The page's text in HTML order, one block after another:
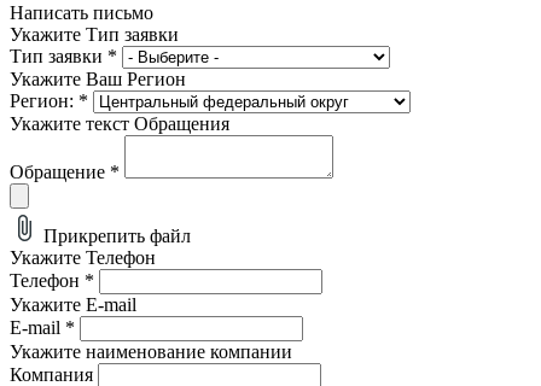
Написать письмо
Укажите Тип заявки
Тип заявки *
Укажите Ваш Регион
Регион: *
Укажите текст Обращения
Обращение *
Прикрепить файл
Укажите Телефон
Телефон *
Укажите E-mail
E-mail *
Укажите наименование компании
Компания